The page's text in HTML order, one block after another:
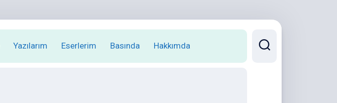
Yazılarım Eserlerim Basında Hakkımda